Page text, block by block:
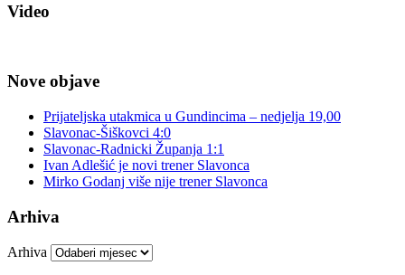
Video
Nove objave
Prijateljska utakmica u Gundincima – nedjelja 19,00
Slavonac-Šiškovci 4:0
Slavonac-Radnicki Županja 1:1
Ivan Adlešić je novi trener Slavonca
Mirko Godanj više nije trener Slavonca
Arhiva
Arhiva